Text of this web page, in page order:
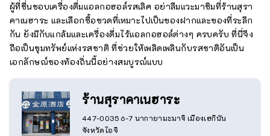
ผู้ที่ชื่นชอบเครื่องดื่มแอลกอฮอล์รสเลิศ อย่าลืมแวะมาชิมที่ร้านสุรา
คาเนฮาระ และเลือกซื้อขวดที่เหมาะไปเป็นของฝากและของที่ระลึก
กัน ยังมีกับแกล้มและเครื่องดื่มไร้แอลกอฮอล์ต่างๆ ครบครับ ที่นี่จึง
ถือเป็นขุมทรัพย์แห่งรสชาติ ที่ช่วยให้เพลิดเพลินกับรสชาติอันเป็น
เอกลักษณ์ของท้องถิ่นนี้อย่างสมบูรณ์แบบ
ร้านสุราคาเนฮาระ
447-0035 6-7 นากายามะมาจิ เมืองเฮกินัน
จังหวัดไอจิ